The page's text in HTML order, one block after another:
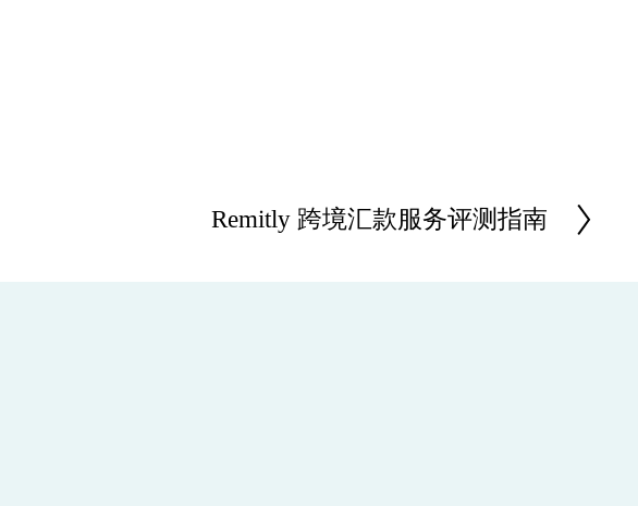
N
Remitly 跨境汇款服务评测指南